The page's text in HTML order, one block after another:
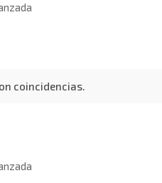
coincidencias.